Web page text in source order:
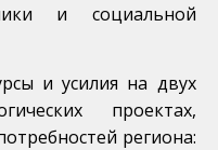
и социальной
и усилия на двух
проектах,
региона: